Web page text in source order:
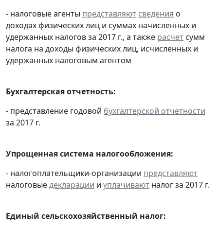
- налоговые агенты представляют сведения о
доходах физических лиц и суммах начисленных и
удержанных налогов за 2017 г., а также расчет сумм
налога на доходы физических лиц, исчисленных и
удержанных налоговым агентом
Бухгалтерская отчетность:
- представление годовой бухгалтерской отчетности
за 2017 г.
Упрощенная система налогообложения:
- налогоплательщики-организации представляют
налоговыедекларации и уплачивают налог за 2017 г.
Единый сельскохозяйственный налог: